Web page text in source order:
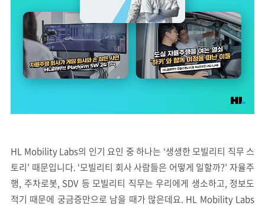
HL Mobility Labs의 인기 요인 중 하나는 ‘생생한 모빌리티 직무 스
토리’ 때문입니다. ‘모빌리티 회사 사람들은 어떻게 일할까?’ 자율주
행, 주차로봇, SDV 등 모빌리티 직무는 우리에게 생소하고, 정보도
적기 때문에 궁금증만으로 남을 때가 많은데요. HL Mobility Labs